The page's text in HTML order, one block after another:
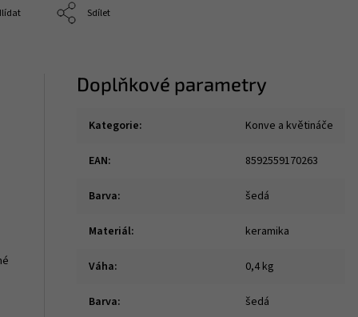
Sdílet
Doplňkové parametry
Kategorie: Konve a květináče
EAN: 8592559170263
Barva: šedá
Materiál: keramika
Váha: 0,4 kg
Barva: šedá